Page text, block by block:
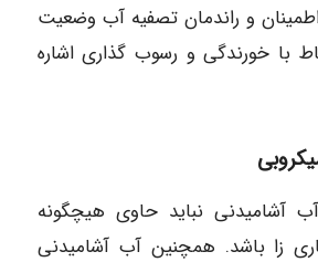
و راندمان تصفیه آب وضعیت
با خورندگی و رسوب گذاری اشاره
آشامیدنی نباید حاوی هیچگونه
زا باشد. همچنین آب آشامیدنی